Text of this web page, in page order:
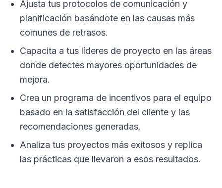
Ajusta tus protocolos de comunicación y
planificación basándote en las causas más
comunes de retrasos.
Capacita a tus líderes de proyecto en las áreas
donde detectes mayores oportunidades de
mejora.
Crea un programa de incentivos para el equipo
basado en la satisfacción del cliente y las
recomendaciones generadas.
Analiza tus proyectos más exitosos y replica
las prácticas que llevaron a esos resultados.